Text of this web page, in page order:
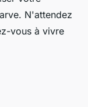
N'attendez
vous à vivre